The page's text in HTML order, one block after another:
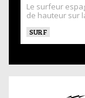
Le surfeur
de hauteur sur
SURF